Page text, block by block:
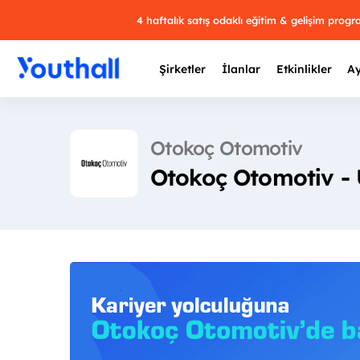
4 haftalık satış odaklı eğitim & gelişim
Şirketler İlanlar Etkinlikler
Otokoç Otomotiv
Otokoç Otomotiv -